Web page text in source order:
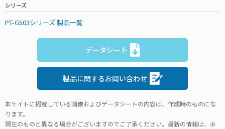
シリーズ
PT-G503シリーズ 製品一覧
データシート
製品に関するお問い合わせ
本サイトに掲載している画像およびデータシートの内容は、作成時のものにな
ります。
現在のものと異なる場合がございますのでご了承ください。最新の情報は、お